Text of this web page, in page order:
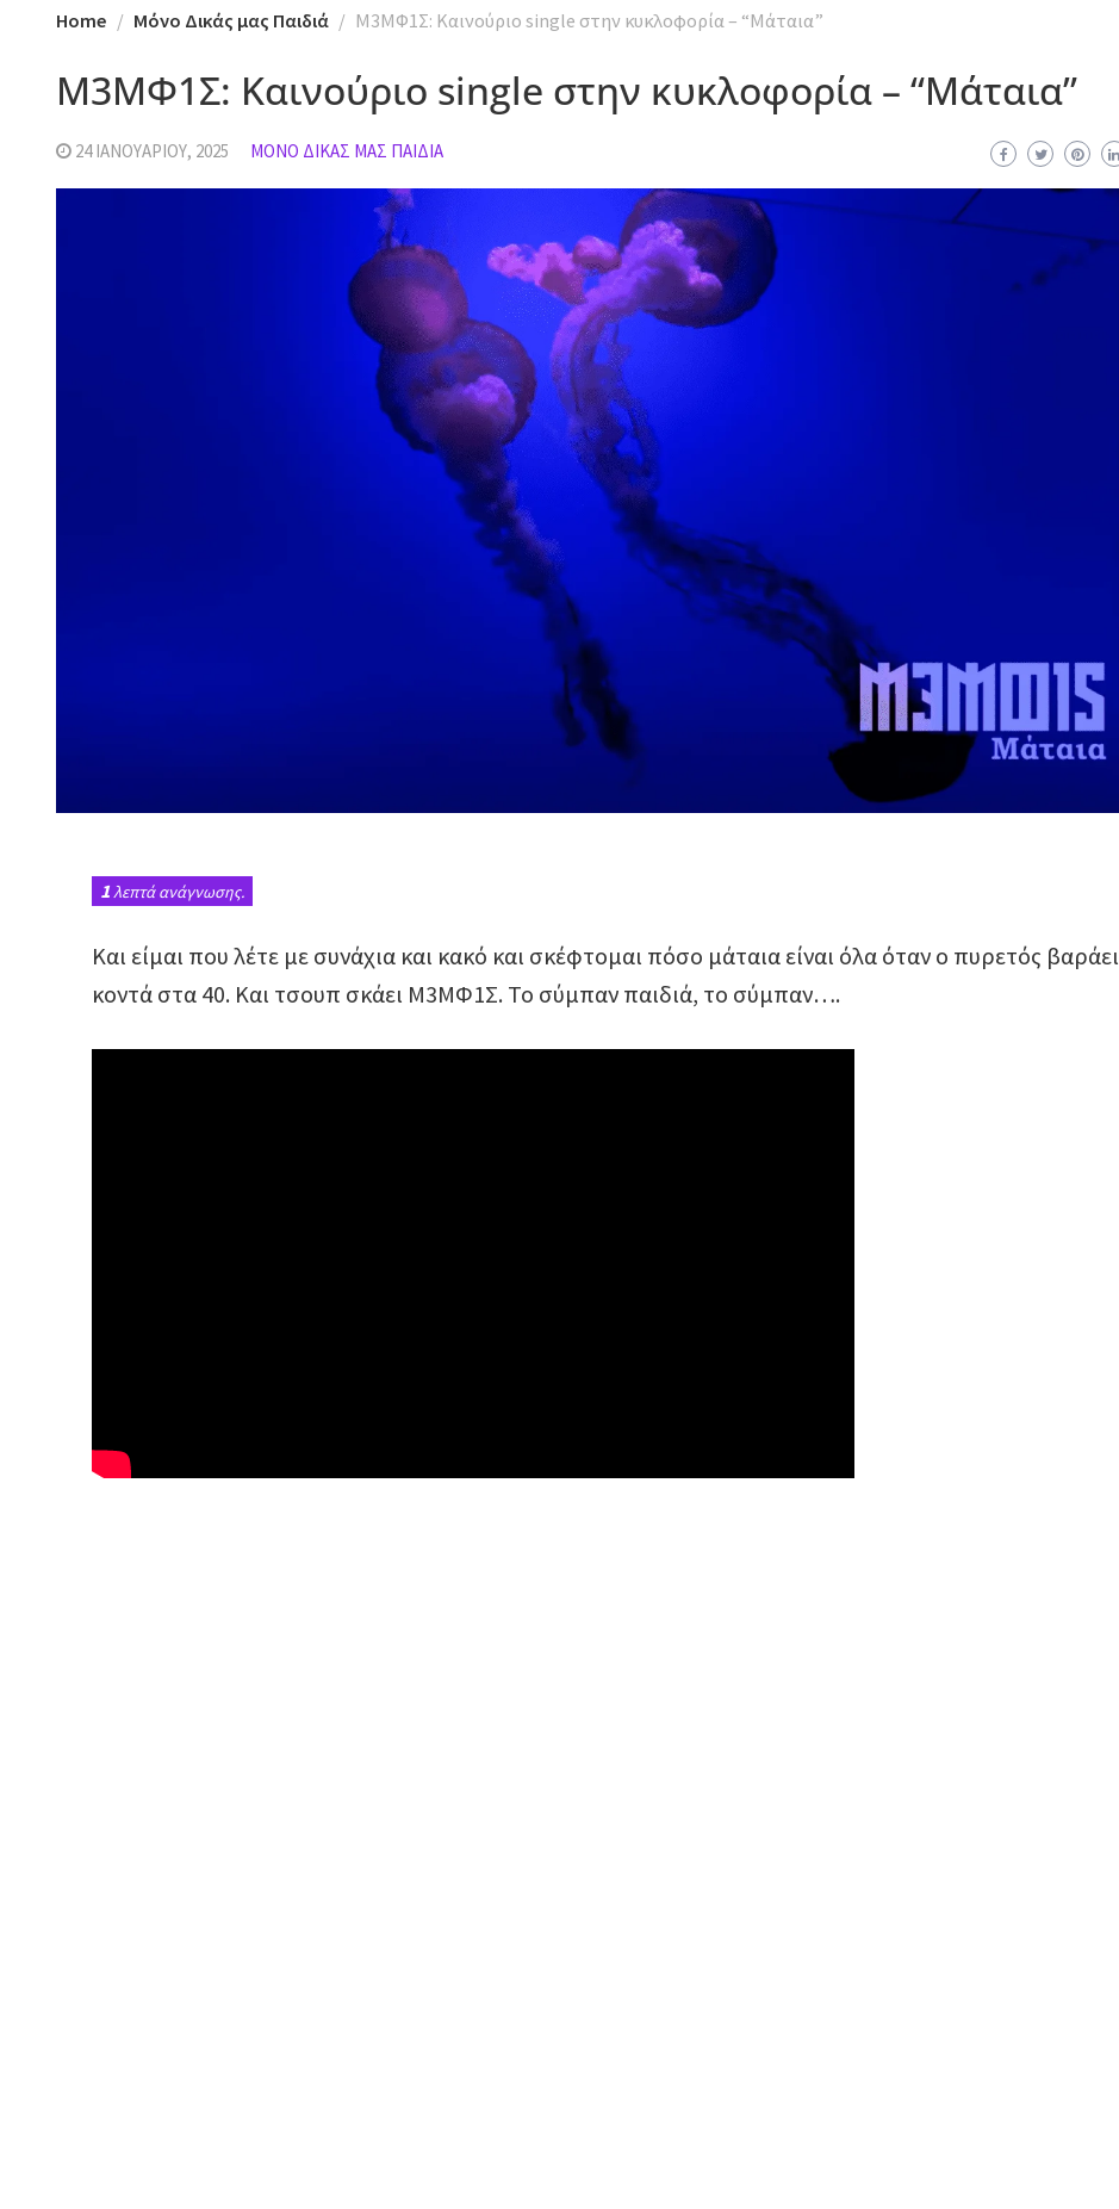
Home Μόνο Δικάς μας Παιδιά M3MΦ1Σ: Καινούριο single στην κυκλοφορία – “Μάταια”
M3MΦ1Σ: Καινούριο single στην κυκλοφορία – “Μάταια”
24 ΙΑΝΟΥΑΡΊΟΥ, 2025 ΜΌΝΟ ΔΙΚΆΣ ΜΑΣ ΠΑΙΔΙΆ
1λεπτά ανάγνωσης.
Και είμαι που λέτε με συνάχια και κακό και σκέφτομαι πόσο μάταια είναι όλα όταν ο πυρετός βαράει
κοντά στα 40. Και τσουπ σκάει M3MΦ1Σ. Το σύμπαν παιδιά, το σύμπαν….